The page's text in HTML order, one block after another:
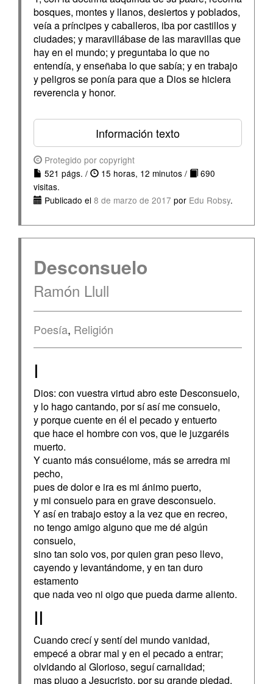
bosques, montes y llanos, desiertos y poblados,
veía a príncipes y caballeros, iba por castillos y
ciudades; y maravillábase de las maravillas que
hay en el mundo; y preguntaba lo que no
entendía, y enseñaba lo que sabía; y en trabajo
y peligros se ponía para que a Dios se hiciera
reverencia y honor.
Información texto
Protegido por copyright
521 págs. /
15 horas, 12 minutos /
690
visitas.
Publicado el 8 de marzo de 2017 por Edu Robsy.
Desconsuelo
Ramón Llull
Poesía, Religión
I
Dios: con vuestra virtud abro este Desconsuelo,
y lo hago cantando, por sí así me consuelo,
y porque cuente en él el pecado y entuerto
que hace el hombre con vos, que le juzgaréis
muerto.
Y cuanto más consuélome, más se arredra mi
pecho,
pues de dolor e ira es mi ánimo puerto,
y mi consuelo para en grave desconsuelo.
Y así en trabajo estoy a la vez que en recreo,
no tengo amigo alguno que me dé algún
consuelo,
sino tan solo vos, por quien gran peso llevo,
cayendo y levantándome, y en tan duro
estamento
que nada veo ni oigo que pueda darme aliento.
II
Cuando crecí y sentí del mundo vanidad,
empecé a obrar mal y en el pecado a entrar;
olvidando al Glorioso, seguí carnalidad;
mas plugo a Jesucristo, por su grande piedad,